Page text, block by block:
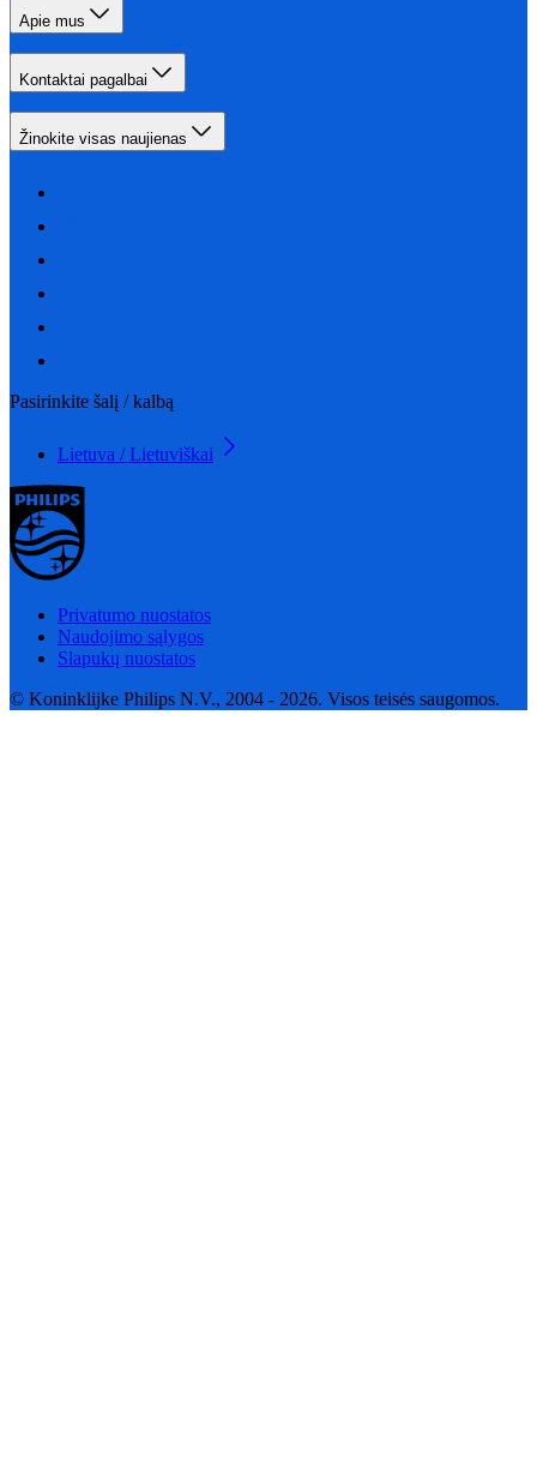
Apie mus
Kontaktai pagalbai
Žinokite visas naujienas
Pasirinkite šalį / kalbą
Lietuva / Lietuviškai
Privatumo nuostatos
Naudojimo sąlygos
Slapukų nuostatos
© Koninklijke Philips N.V., 2004 - 2026. Visos teisės saugomos.